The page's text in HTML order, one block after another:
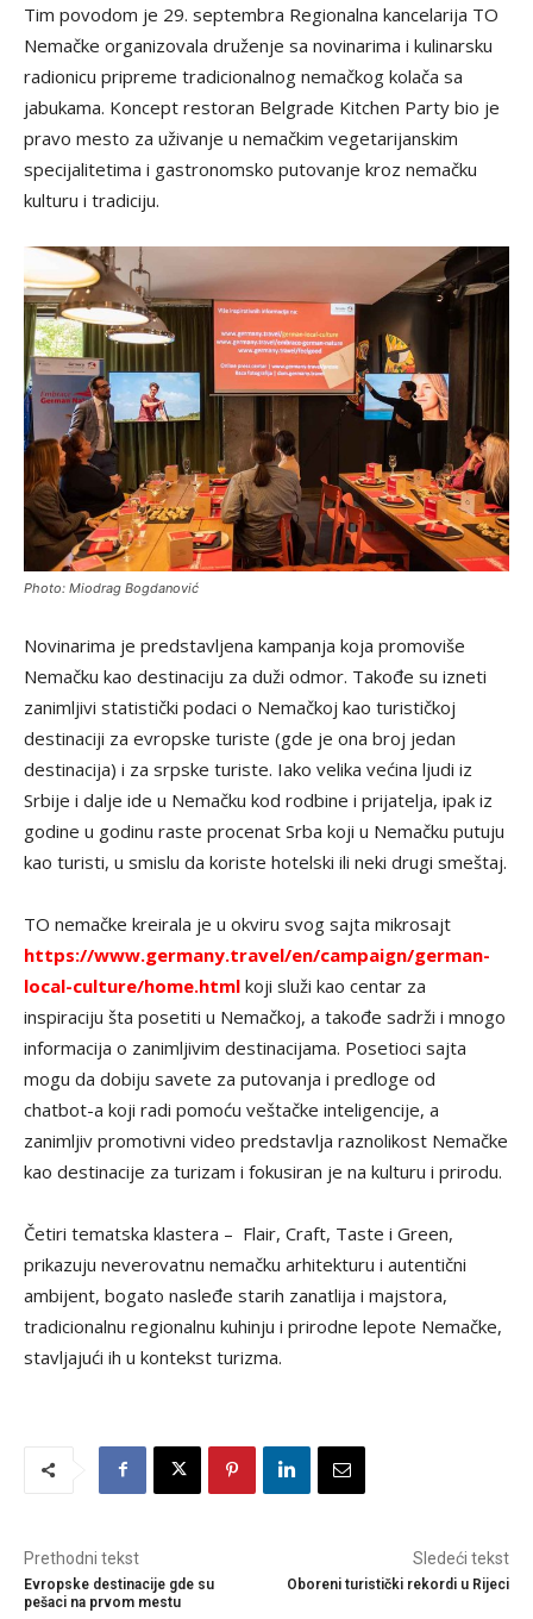
Tim povodom je 29. septembra Regionalna kancelarija TO
Nemačke organizovala druženje sa novinarima i kulinarsku
radionicu pripreme tradicionalnog nemačkog kolača sa
jabukama. Koncept restoran Belgrade Kitchen Party bio je
pravo mesto za uživanje u nemačkim vegetarijanskim
specijalitetima i gastronomsko putovanje kroz nemačku
kulturu i tradiciju.
Photo: Miodrag Bogdanović
Novinarima je predstavljena kampanja koja promoviše
Nemačku kao destinaciju za duži odmor. Takođe su izneti
zanimljivi statistički podaci o Nemačkoj kao turističkoj
destinaciji za evropske turiste (gde je ona broj jedan
destinacija) i za srpske turiste. Iako velika većina ljudi iz
Srbije i dalje ide u Nemačku kod rodbine i prijatelja, ipak iz
godine u godinu raste procenat Srba koji u Nemačku putuju
kao turisti, u smislu da koriste hotelski ili neki drugi smeštaj.
TO nemačke kreirala je u okviru svog sajta mikrosajt
https://www.germany.travel/en/campaign/german-
local-culture/home.html koji služi kao centar za
inspiraciju šta posetiti u Nemačkoj, a takođe sadrži i mnogo
informacija o zanimljivim destinacijama. Posetioci sajta
mogu da dobiju savete za putovanja i predloge od
chatbot-a koji radi pomoću veštačke inteligencije, a
zanimljiv promotivni video predstavlja raznolikost Nemačke
kao destinacije za turizam i fokusiran je na kulturu i prirodu.
Četiri tematska klastera – Flair, Craft, Taste i Green,
prikazuju neverovatnu nemačku arhitekturu i autentični
ambijent, bogato nasleđe starih zanatlija i majstora,
tradicionalnu regionalnu kuhinju i prirodne lepote Nemačke,
stavljajući ih u kontekst turizma.
Prethodni tekst
Evropske destinacije gde su
pešaci na prvom mestu
Sledeći tekst
Oboreni turistički rekordi u Rijeci